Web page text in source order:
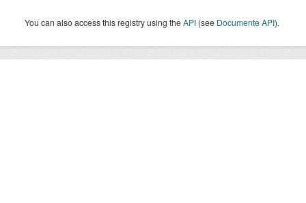
You can also access this registry using theAPI (see Documente API).